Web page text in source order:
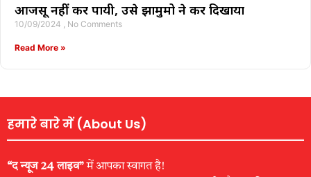
आजसू नहीं कर पायी, उसे झामुमो ने कर दिखाया
10/09/2024 No Comments
Read More »
हमारे बारे में (About Us)
“द न्यूज 24 लाइव”में आपका स्वागत है!